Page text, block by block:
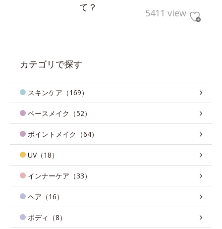
て？
5411 view
カテゴリで探す
スキンケア（169）
ベースメイク（52）
ポイントメイク（64）
UV（18）
インナーケア（33）
ヘア（16）
ボディ（8）